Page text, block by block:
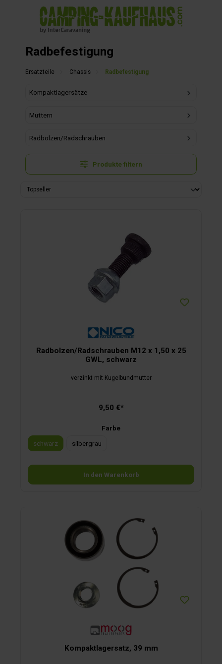
springen
Radbefestigung
Ersatzteile Chassis Radbefestigung
Kompaktlagersätze
Muttern
Radbolzen/Radschrauben
Produkte filtern
Radbolzen/Radschrauben M12 x 1,50 x 25
GWL, schwarz
verzinkt mit Kugelbundmutter
9,50 €*
Farbe
schwarz
silbergrau
In den Warenkorb
Kompaktlagersatz, 39 mm